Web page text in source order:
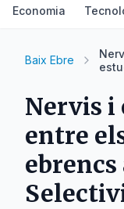
Economia
Baix Ebre
Nervis i
entre
ebrencs